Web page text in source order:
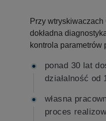
Przy
dokładna
kontrola parametrów
ponad 30 lat
działalność od
własna
proces